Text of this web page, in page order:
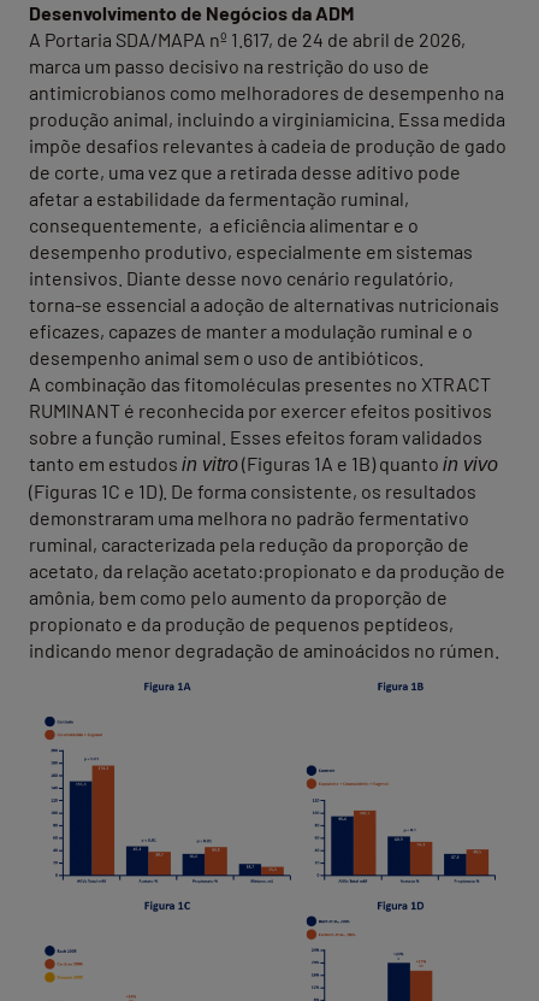
Desenvolvimento de Negócios da ADM
A Portaria SDA/MAPA nº 1.617, de 24 de abril de 2026,
marca um passo decisivo na restrição do uso de
antimicrobianos como melhoradores de desempenho na
produção animal, incluindo a virginiamicina. Essa medida
impõe desafios relevantes à cadeia de produção de gado
de corte, uma vez que a retirada desse aditivo pode
afetar a estabilidade da fermentação ruminal,
consequentemente, a eficiência alimentar e o
desempenho produtivo, especialmente em sistemas
intensivos. Diante desse novo cenário regulatório,
torna‑se essencial a adoção de alternativas nutricionais
eficazes, capazes de manter a modulação ruminal e o
desempenho animal sem o uso de antibióticos.
A combinação das fitomoléculas presentes no XTRACT
RUMINANT é reconhecida por exercer efeitos positivos
sobre a função ruminal. Esses efeitos foram validados
tanto em estudos in vitro(Figuras 1A e 1B) quanto in vivo
(Figuras 1C e 1D). De forma consistente, os resultados
demonstraram uma melhora no padrão fermentativo
ruminal, caracterizada pela redução da proporção de
acetato, da relação acetato:propionato e da produção de
amônia, bem como pelo aumento da proporção de
propionato e da produção de pequenos peptídeos,
indicando menor degradação de aminoácidos no rúmen.